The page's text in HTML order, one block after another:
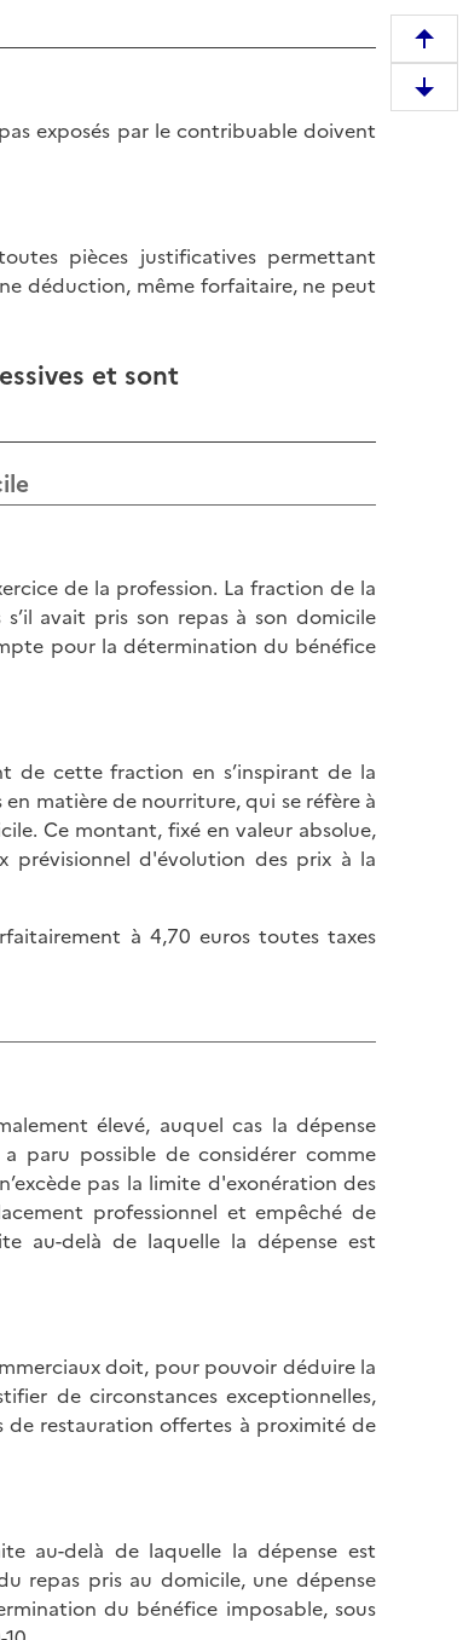
exposés par le contribuable doivent
pièces justificatives permettant
déduction, même forfaitaire, ne peut
et sont
de la profession. La fraction de la
avait pris son repas à son domicile
pour la détermination du bénéfice
cette fraction en s’inspirant de la
matière de nourriture, qui se réfère à
Ce montant, fixé en valeur absolue,
prévisionnel d'évolution des prix à la
à 4,70 euros toutes taxes
élevé, auquel cas la dépense
paru possible de considérer comme
pas la limite d'exonération des
professionnel et empêché de
au-delà de laquelle la dépense est
doit, pour pouvoir déduire la
de circonstances exceptionnelles,
de restauration offertes à proximité de
au-delà de laquelle la dépense est
repas pris au domicile, une dépense
du bénéfice imposable, sous
e
m
D